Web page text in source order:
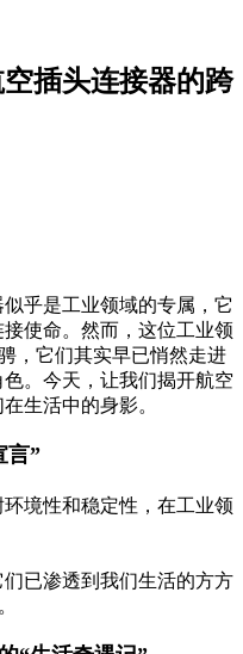
插头连接器的跨
乎是工业领域的专属，它
使命。然而，这位工业领
，它们其实早已悄然走进
。今天，让我们揭开航空
生活中的身影。
言”
境性和稳定性，在工业领
已渗透到我们生活的方方